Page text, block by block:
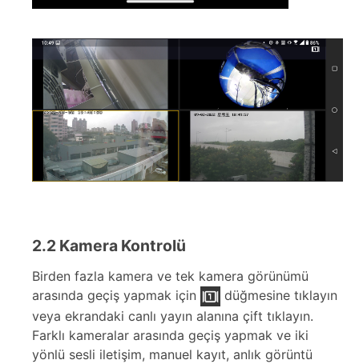
2.2 Kamera Kontrolü
Birden fazla kamera ve tek kamera görünümü
arasında geçiş yapmak için
düğmesine tıklayın
veya ekrandaki canlı yayın alanına çift tıklayın.
Farklı kameralar arasında geçiş yapmak ve iki
yönlü sesli iletişim, manuel kayıt, anlık görüntü